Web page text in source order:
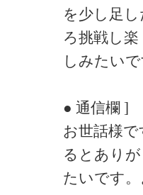
を少し足
ろ挑戦し楽
しみたい
● 通信欄 ]
お世話様
るとありが
たいです